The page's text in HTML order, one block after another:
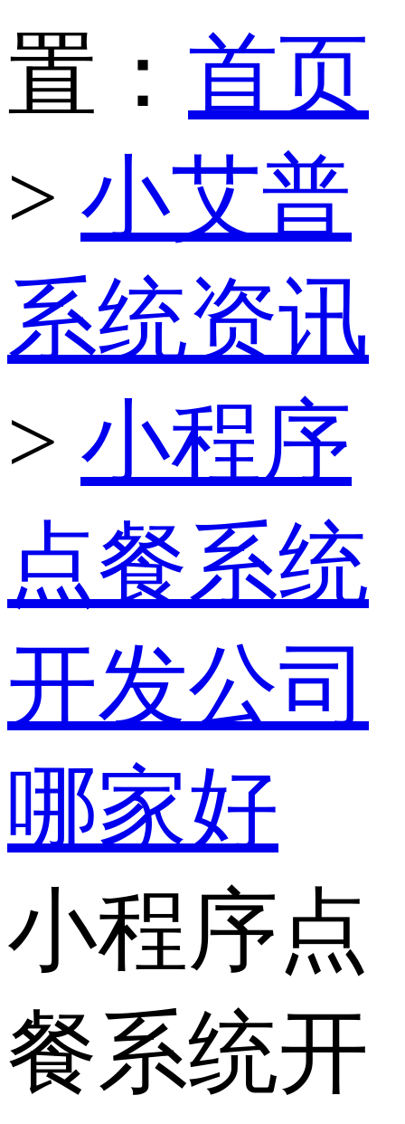
置： 首页
> 小艾普
系统资讯
> 小程序
点餐系统
开发公司
哪家好
小程序点
餐系统开